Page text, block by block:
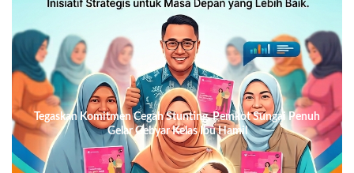
Tegaskan Komitmen Cegah Stunting, Pemkot Sungai Penuh
Gelar Gebyar Kelas Ibu Hamil